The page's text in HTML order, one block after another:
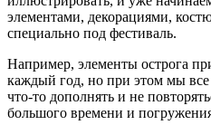
элементами, декорациями,
специально под фестиваль.
Например, элементы острога
каждый год, но при этом мы все
что-то дополнять и не
большого времени и